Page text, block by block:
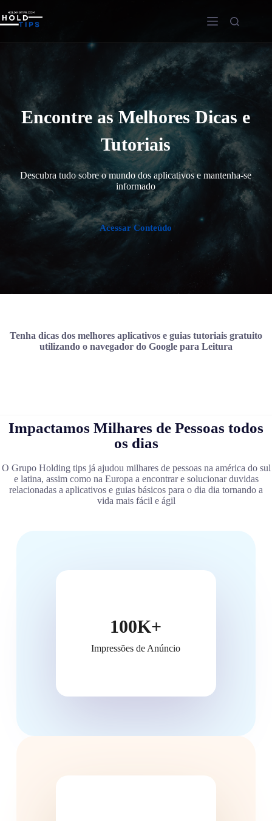
para
o
Encontre as Melhores Dicas e
Tutoriais
Descubra tudo sobre o mundo dos aplicativos e mantenha-se
informado
Acessar Conteúdo
Tenha dicas dos melhores aplicativos e guias tutoriais gratuito
utilizando o navegador do Google para Leitura
Impactamos Milhares de Pessoas todos
os dias
O Grupo Holding tips já ajudou milhares de pessoas na américa do sul
e latina, assim como na Europa a encontrar e solucionar duvidas
relacionadas a aplicativos e guias básicos para o dia dia tornando a
vida mais fácil e ágil
100K+
Impressões de Anúncio